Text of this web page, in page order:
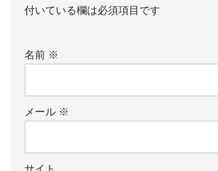
付いている欄は必須項目です
名前 ※
メール ※
サイト